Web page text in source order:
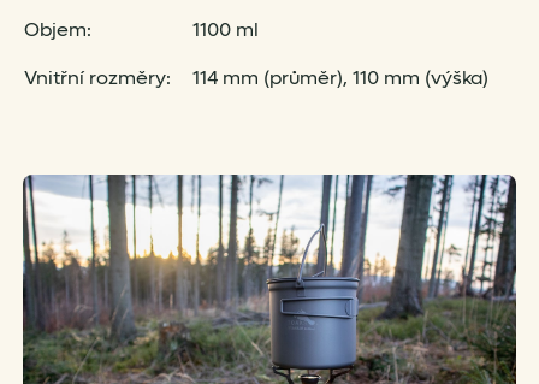
Objem:
1100 ml
Vnitřní rozměry:
114 mm (průměr), 110 mm (výška)